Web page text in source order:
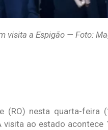
visita a Espigão — Foto:
(RO) nesta quarta-feira
ao estado acontece